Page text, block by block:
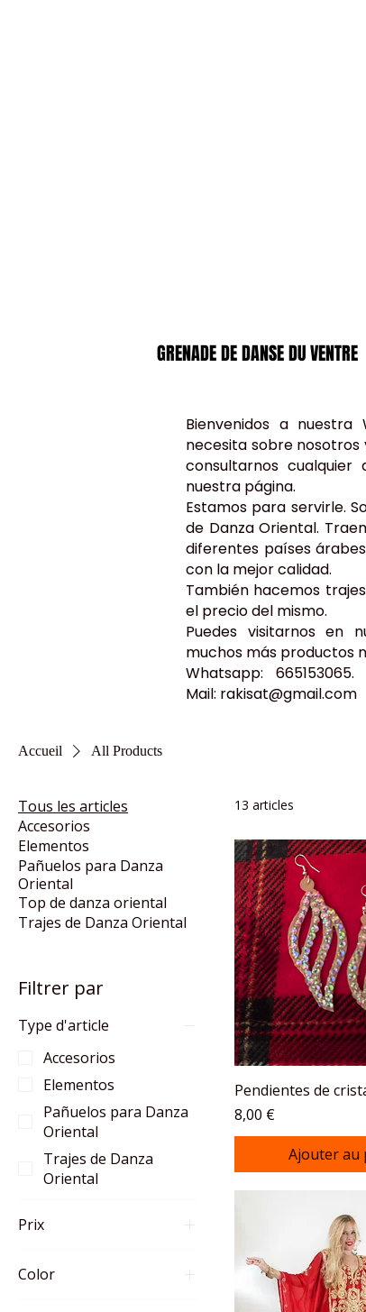
GRENADE DE DANSE DU VENTRE
Bienvenidos a
necesita sobre nosotros
consultarnos
nuestra página.
Estamos para servirle.
de Danza Oriental.
diferentes países
con la mejor calidad.
También hacemos
el precio del mismo.
Puedes visitarnos en
muchos más productos
Whatsapp:
Mail: rakisat@gmail.com
Accueil All Products
Tous les articles
Accesorios
Elementos
Pañuelos para Danza
Oriental
Top de danza oriental
Trajes de Danza Oriental
Filtrer par
Type d'article
Accesorios
Elementos
Pañuelos para Danza
Oriental
Trajes de Danza
Oriental
Prix
3 €
Color
13 articles
Pendientes de
Prix
8,00 €
Ajouter au